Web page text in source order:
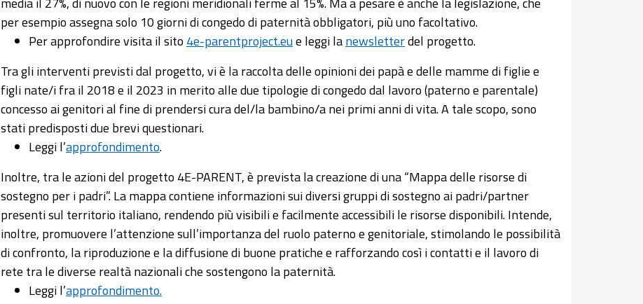
per esempio assegna solo 10 giorni di congedo di paternità obbligatori, più uno facoltativo.
Per approfondire visita il sito 4e-parentproject.eue leggi lanewsletterdel progetto.
Tra gli interventi previsti dal progetto, vi è la raccolta delle opinioni dei papà e delle mamme di figlie e
figli nate/i fra il 2018 e il 2023 in merito alle due tipologie di congedo dal lavoro (paterno e parentale)
concesso ai genitori al fine di prendersi cura del/la bambino/a nei primi anni di vita. A tale scopo, sono
stati predisposti due brevi questionari.
Leggi l’approfondimento.
Inoltre, tra le azioni del progetto 4E-PARENT, è prevista la creazione di una “Mappa delle risorse di
sostegno per i padri”. La mappa contiene informazioni sui diversi gruppi di sostegno ai padri/partner
presenti sul territorio italiano, rendendo più visibili e facilmente accessibili le risorse disponibili. Intende,
inoltre, promuovere l’attenzione sull’importanza del ruolo paterno e genitoriale, stimolando le possibilità
di confronto, la riproduzione e la diffusione di buone pratiche e rafforzando così i contatti e il lavoro di
rete tra le diverse realtà nazionali che sostengono la paternità.
Leggi l’approfondimento.